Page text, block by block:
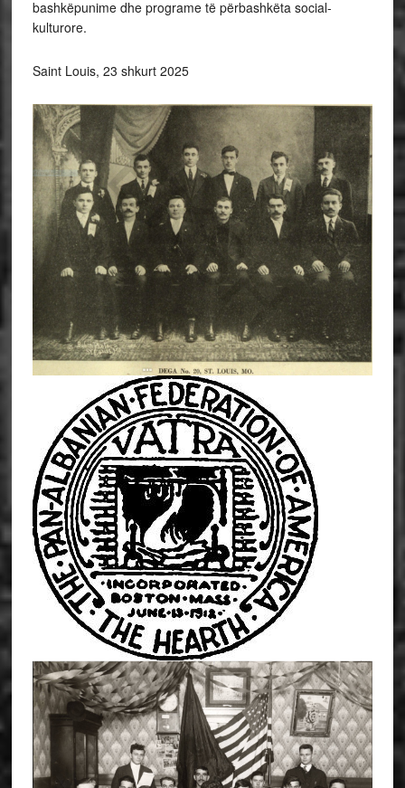
bashkëpunime dhe programe të përbashkëta social-
kulturore.
Saint Louis, 23 shkurt 2025